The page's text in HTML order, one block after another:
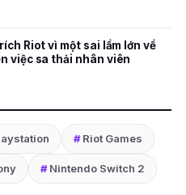
Riot vì một sai lầm lớn về
việc sa thải nhân viên
#Riot Games
#Nintendo Switch 2